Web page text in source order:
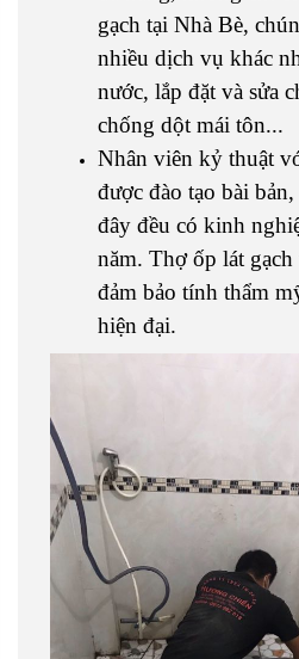
gạch tại Nhà Bè,
nhiều dịch vụ khác
nước, lắp đặt và sửa
chống dột mái tôn...
Nhân viên kỷ thuật
được đào tạo bài
đây đều có kinh
năm. Thợ ốp lát
đảm bảo tính thẩm
hiện đại.